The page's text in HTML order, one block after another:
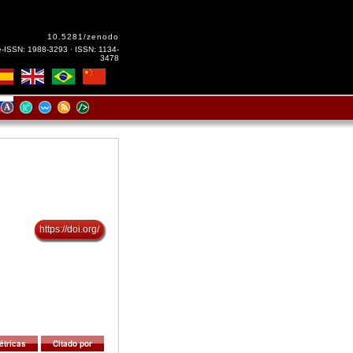
10.5281/zenodo
ISSN: 1988-3293 · ISSN: 1134-
3478
https://doi.org/
Citado por